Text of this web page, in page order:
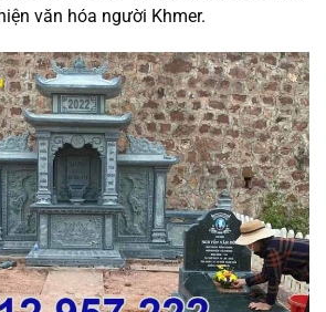
văn hóa người Khmer.